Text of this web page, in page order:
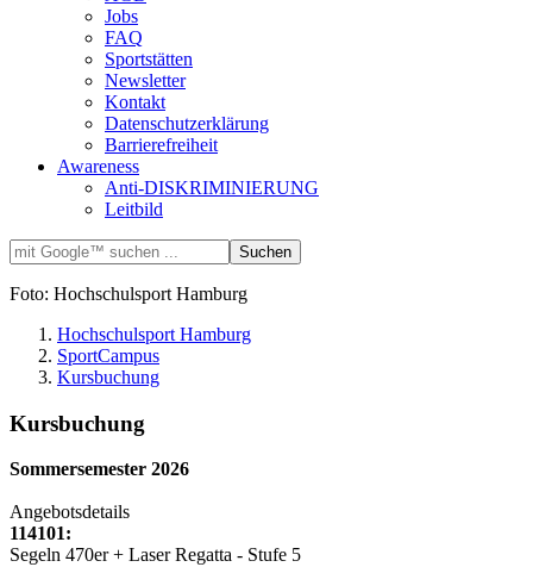
Jobs
FAQ
Sportstätten
Newsletter
Kontakt
Datenschutzerklärung
Barrierefreiheit
Awareness
Anti-DISKRIMINIERUNG
Leitbild
Foto: Hochschulsport Hamburg
Hochschulsport Hamburg
SportCampus
Kursbuchung
Kursbuchung
Sommersemester 2026
Angebotsdetails
114101:
Segeln 470er + Laser Regatta - Stufe 5